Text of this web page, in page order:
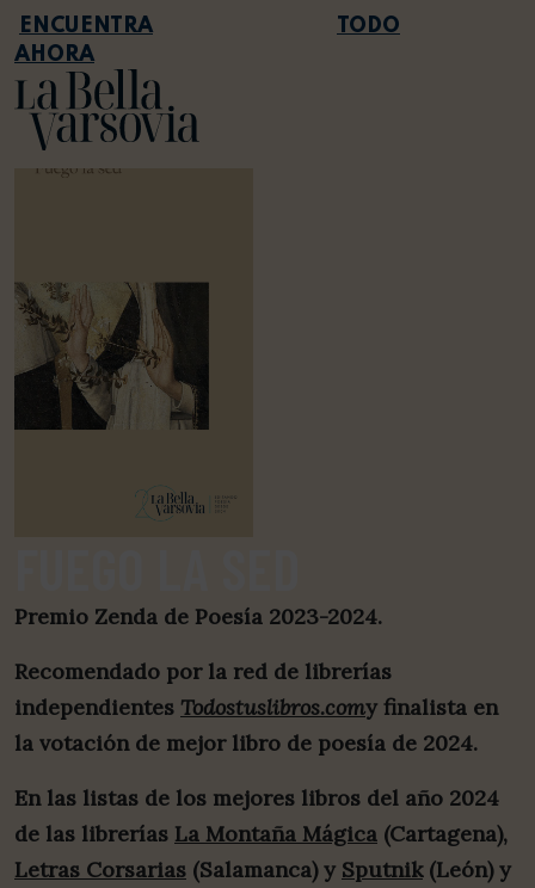
TODO
AHORA
Premio Zenda de Poesía 2023-2024.
Recomendado por la red de librerías
independientes Todostuslibros.comy finalista en
la votación de mejor libro de poesía de 2024.
En las listas de los mejores libros del año 2024
de las librerías La Montaña Mágica (Cartagena),
Letras Corsarias (Salamanca) y Sputnik(León) y